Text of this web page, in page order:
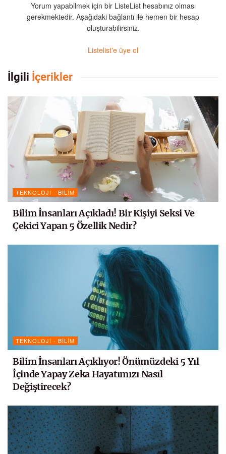
Yorum yapabilmek için bir ListeList hesabınız olması
gerekmektedir. Aşağıdaki bağlantı ile hemen bir hesap
oluşturabilirsiniz.
Listelist'e üye ol
İlgili İçerikler
TEKNOLOJI - BILIM
Bilim İnsanları Açıkladı! Bir Kişiyi Seksi Ve
Çekici Yapan 5 Özellik Nedir?
TEKNOLOJI - BILIM
Bilim İnsanları Açıklıyor! Önümüzdeki 5 Yıl
İçinde Yapay Zeka Hayatımızı Nasıl
Değiştirecek?